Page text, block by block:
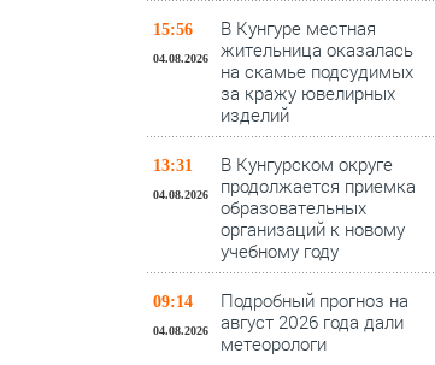
15:56
04.08.2026
В Кунгуре местная
жительница оказалась
на скамье подсудимых
за кражу ювелирных
изделий
13:31
04.08.2026
В Кунгурском округе
продолжается приемка
образовательных
организаций к новому
учебному году
09:14
04.08.2026
Подробный прогноз на
август 2026 года дали
метеорологи